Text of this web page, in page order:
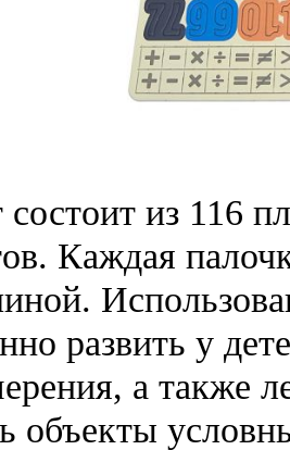
из 116
Каждая
развить у
а также
объекты